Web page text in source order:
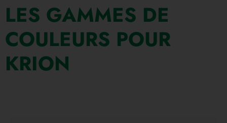
LES GAMMES DE
COULEURS POUR
KRION